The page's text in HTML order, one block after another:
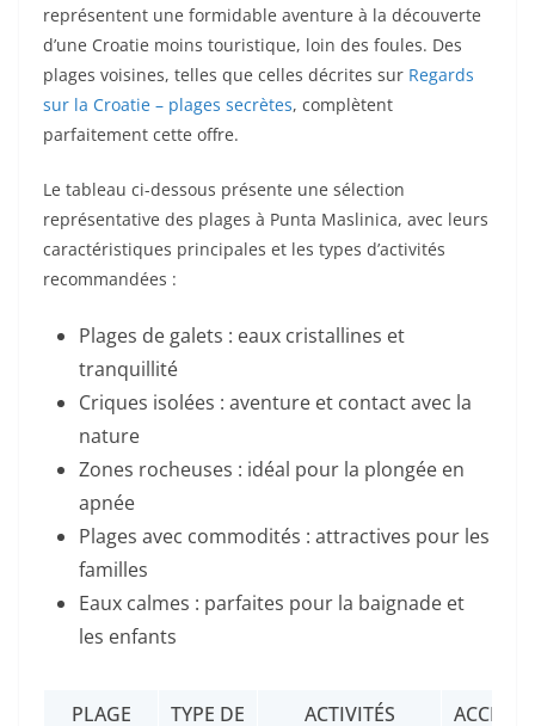
représentent une formidable aventure à la découverte
d’une Croatie moins touristique, loin des foules. Des
plages voisines, telles que celles décrites sur Regards
sur la Croatie – plages secrètes, complètent
parfaitement cette offre.
Le tableau ci-dessous présente une sélection
représentative des plages à Punta Maslinica, avec leurs
caractéristiques principales et les types d’activités
recommandées :
Plages de galets : eaux cristallines et
tranquillité
Criques isolées : aventure et contact avec la
nature
Zones rocheuses : idéal pour la plongée en
apnée
Plages avec commodités : attractives pour les
familles
Eaux calmes : parfaites pour la baignade et
les enfants
PLAGE TYPE DE ACTIVITÉS